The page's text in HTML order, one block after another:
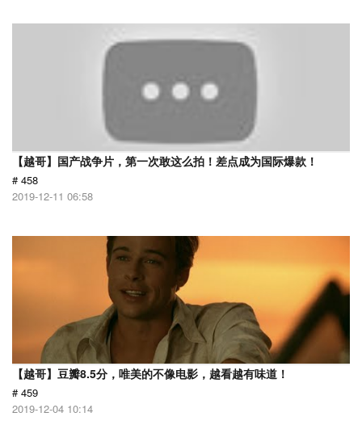
【越哥】国产战争片，第一次敢这么拍！差点成为国际爆款！
# 458
2019-12-11 06:58
【越哥】豆瓣8.5分，唯美的不像电影，越看越有味道！
# 459
2019-12-04 10:14